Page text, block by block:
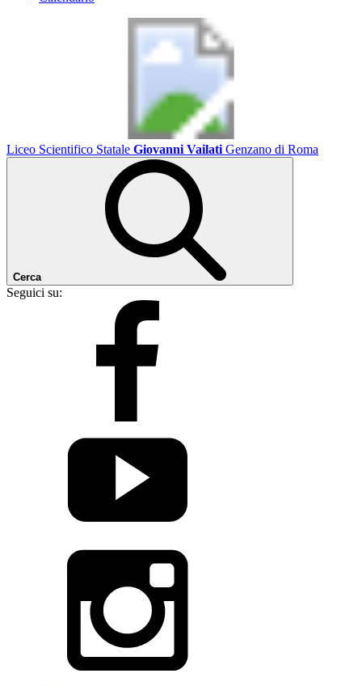
Liceo Scientifico Statale Giovanni Vailati Genzano di Roma
Cerca
Seguici su: